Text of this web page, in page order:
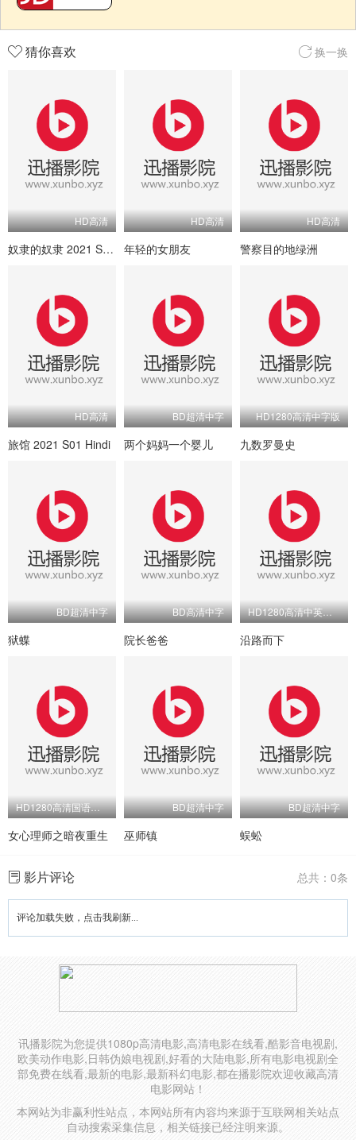
换一换
猜你喜欢
HD高清
奴隶的奴隶 2021 S01E02 Hindi
HD高清
年轻的女朋友
HD高清
警察目的地绿洲
HD高清
旅馆 2021 S01 Hindi
BD超清中字
两个妈妈一个婴儿
HD1280高清中字版
九数罗曼史
BD超清中字
狱蝶
BD高清中字
院长爸爸
HD1280高清中英双字版
沿路而下
HD1280高清国语中字版
女心理师之暗夜重生
BD超清中字
巫师镇
BD超清中字
蜈蚣
总共：0条
影片评论
评论加载失败，点击我刷新...
讯播影院为您提供1080p高清电影,高清电影在线看,酷影音电视剧,
欧美动作电影,日韩伪娘电视剧,好看的大陆电影,所有电影电视剧全
部免费在线看,最新的电影,最新科幻电影,都在播影院欢迎收藏高清
电影网站！
本网站为非赢利性站点，本网站所有内容均来源于互联网相关站点
自动搜索采集信息，相关链接已经注明来源。